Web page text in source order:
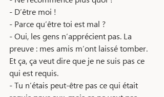
- D’être moi !
- Parce qu’être toi est mal ?
- Oui, les gens n’apprécient pas. La
preuve : mes amis m’ont laissé tomber.
Et ça, ça veut dire que je ne suis pas ce
qui est requis.
- Tu n’étais peut-être pas ce qui était